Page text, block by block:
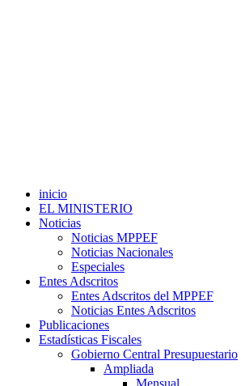
inicio
EL MINISTERIO
Noticias
Noticias MPPEF
Noticias Nacionales
Especiales
Entes Adscritos
Entes Adscritos del MPPEF
Noticias Entes Adscritos
Publicaciones
Estadísticas Fiscales
Gobierno Central Presupuestario
Ampliada
Mensual